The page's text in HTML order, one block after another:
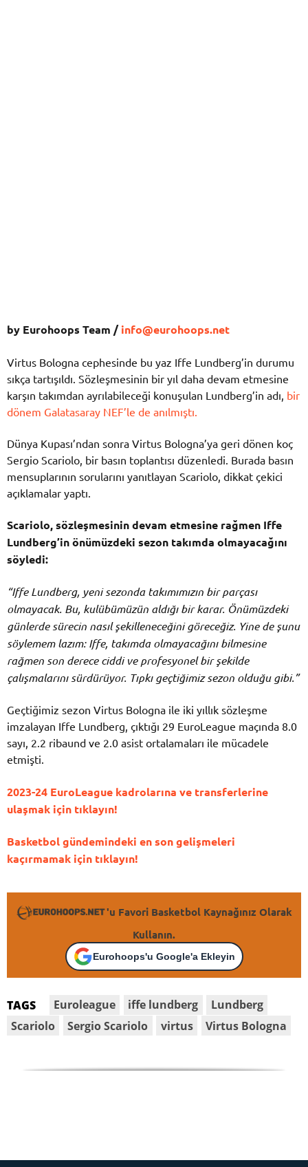
by Eurohoops Team /info@eurohoops.net
Virtus Bologna cephesinde bu yaz Iffe Lundberg’in durumu
sıkça tartışıldı. Sözleşmesinin bir yıl daha devam etmesine
karşın takımdan ayrılabileceği konuşulan Lundberg’in adı, bir
dönem Galatasaray NEF’le de anılmıştı.
Dünya Kupası’ndan sonra Virtus Bologna’ya geri dönen koç
Sergio Scariolo, bir basın toplantısı düzenledi. Burada basın
mensuplarının sorularını yanıtlayan Scariolo, dikkat çekici
açıklamalar yaptı.
Scariolo, sözleşmesinin devam etmesine rağmen Iffe
Lundberg’in önümüzdeki sezon takımda olmayacağını
söyledi:
“Iffe Lundberg, yeni sezonda takımımızın bir parçası
olmayacak. Bu, kulübümüzün aldığı bir karar. Önümüzdeki
günlerde sürecin nasıl şekilleneceğini göreceğiz. Yine de şunu
söylemem lazım: Iffe, takımda olmayacağını bilmesine
rağmen son derece ciddi ve profesyonel bir şekilde
çalışmalarını sürdürüyor. Tıpkı geçtiğimiz sezon olduğu gibi.”
Geçtiğimiz sezon Virtus Bologna ile iki yıllık sözleşme
imzalayan Iffe Lundberg, çıktığı 29 EuroLeague maçında 8.0
sayı, 2.2 ribaund ve 2.0 asist ortalamaları ile mücadele
etmişti.
2023-24 EuroLeague kadrolarına ve transferlerine
ulaşmak için tıklayın!
Basketbol gündemindeki en son gelişmeleri
kaçırmamak için tıklayın!
'u Favori Basketbol Kaynağınız Olarak
Kullanın.
Eurohoops'u Google'a Ekleyin
TAGS Euroleague iffe lundberg
Lundberg
Scariolo
Sergio Scariolo virtus Virtus Bologna